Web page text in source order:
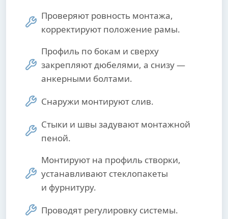
Проверяют ровность монтажа,
корректируют положение рамы.
Профиль по бокам и сверху
закрепляют дюбелями, а снизу —
анкерными болтами.
Снаружи монтируют слив.
Стыки и швы задувают монтажной
пеной.
Монтируют на профиль створки,
устанавливают стеклопакеты
и фурнитуру.
Проводят регулировку системы.